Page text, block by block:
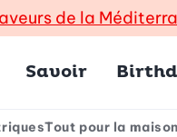
de la
Savoir
Tout pour la maison